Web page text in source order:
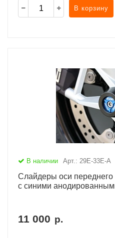
В корзину
В наличии Арт.: 29E-33E-A
Слайдеры оси переднего
с синими
11 000 р.